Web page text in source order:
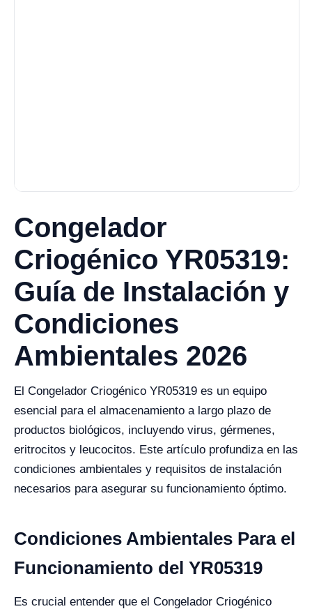
Congelador
Criogénico YR05319:
Guía de Instalación y
Condiciones
Ambientales 2026
El Congelador Criogénico YR05319 es un equipo
esencial para el almacenamiento a largo plazo de
productos biológicos, incluyendo virus, gérmenes,
eritrocitos y leucocitos. Este artículo profundiza en las
condiciones ambientales y requisitos de instalación
necesarios para asegurar su funcionamiento óptimo.
Condiciones Ambientales Para el
Funcionamiento del YR05319
Es crucial entender que el Congelador Criogénico